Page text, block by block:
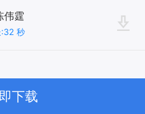
伟霆
:32 秒
下载